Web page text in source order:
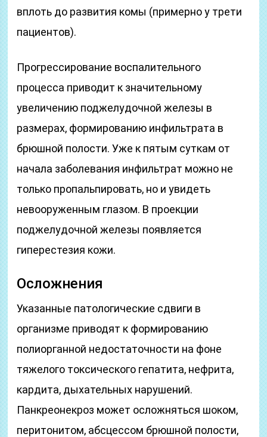
вплоть до развития комы (примерно у трети
пациентов).
Прогрессирование воспалительного
процесса приводит к значительному
увеличению поджелудочной железы в
размерах, формированию инфильтрата в
брюшной полости. Уже к пятым суткам от
начала заболевания инфильтрат можно не
только пропальпировать, но и увидеть
невооруженным глазом. В проекции
поджелудочной железы появляется
гиперестезия кожи.
Осложнения
Указанные патологические сдвиги в
организме приводят к формированию
полиорганной недостаточности на фоне
тяжелого токсического гепатита, нефрита,
кардита, дыхательных нарушений.
Панкреонекроз может осложняться шоком,
перитонитом, абсцессом брюшной полости,